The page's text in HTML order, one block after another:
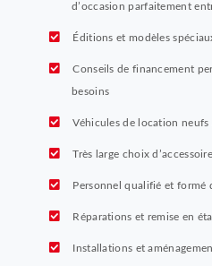
d’occasion parfaitement
Éditions et modèles
Conseils de financement
besoins
Véhicules de location neufs
Très large choix
Personnel qualifié et formé
Réparations et remise en
Installations et